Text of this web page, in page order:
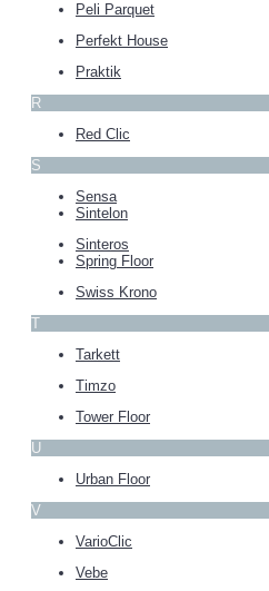
Peli Parquet
Perfekt House
Praktik
R
Red Clic
S
Sensa
Sintelon
Sinteros
Spring Floor
Swiss Krono
T
Tarkett
Timzo
Tower Floor
U
Urban Floor
V
VarioClic
Vebe